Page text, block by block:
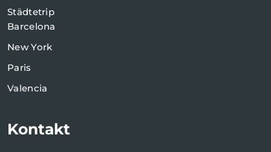
Städtetrip
Barcelona
New York
Paris
Valencia
Kontakt